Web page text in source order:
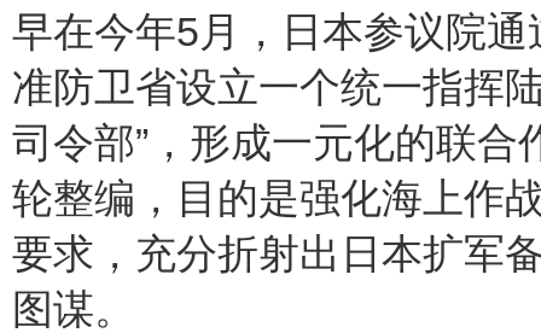
早在今年5月，日本参议院
准防卫省设立一个统一指挥
司令部”，形成一元化的联
轮整编，目的是强化海上作
要求，充分折射出日本扩军
图谋。